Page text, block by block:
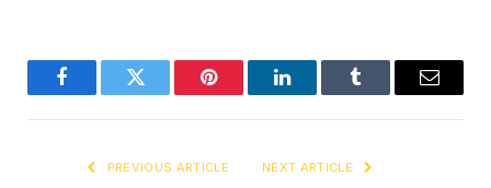
FacebookTwitter Pinterest LinkedInTumblr Email
PREVIOUS ARTICLE NEXT ARTICLE